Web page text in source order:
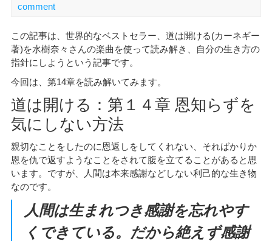
comment
この記事は、世界的なベストセラー、道は開ける(カーネギー
著)を水樹奈々さんの楽曲を使って読み解き、自分の生き方の
指針にしようという記事です。
今回は、第14章を読み解いてみます。
道は開ける：第１４章 恩知らずを
気にしない方法
親切なことをしたのに恩返しをしてくれない、そればかりか
恩を仇で返すようなことをされて腹を立てることがあると思
います。ですが、人間は本来感謝などしない利己的な生き物
なのです。
人間は生まれつき感謝を忘れやす
くできている。だから絶えず感謝